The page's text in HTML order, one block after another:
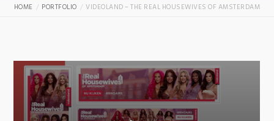
HOME PORTFOLIO VIDEOLAND – THE REAL HOUSEWIVES OF AMSTERDAM